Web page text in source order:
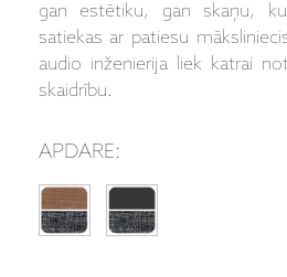
gan estētiku, gan skaņu,
satiekas ar patiesu
audio inženierija liek katrai
skaidrību.
APDARE: